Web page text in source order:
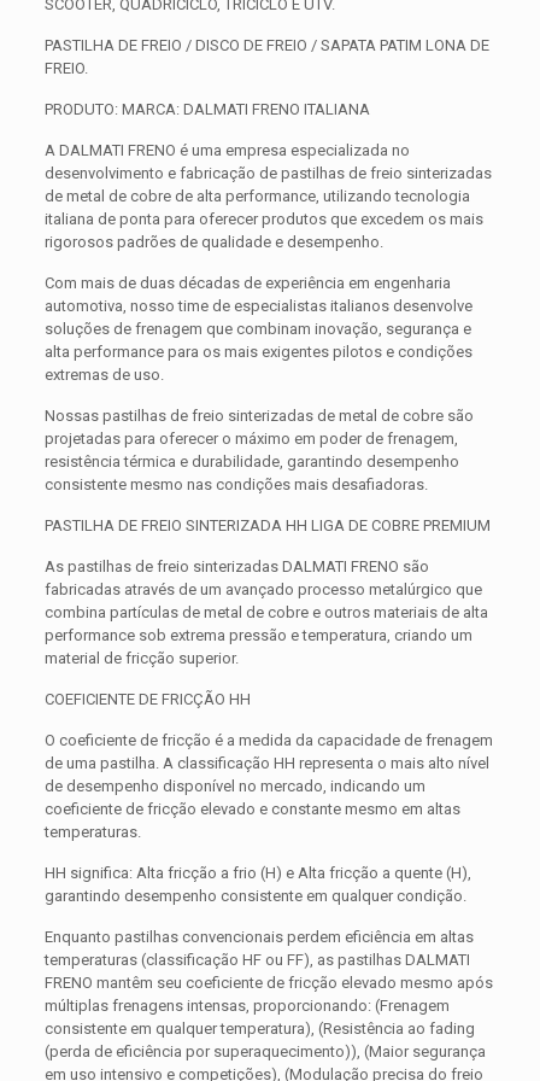
SCOOTER, QUADRICICLO, TRICICLO E UTV.
PASTILHA DE FREIO / DISCO DE FREIO / SAPATA PATIM LONA DE
FREIO.
PRODUTO: MARCA: DALMATI FRENO ITALIANA
A DALMATI FRENO é uma empresa especializada no
desenvolvimento e fabricação de pastilhas de freio sinterizadas
de metal de cobre de alta performance, utilizando tecnologia
italiana de ponta para oferecer produtos que excedem os mais
rigorosos padrões de qualidade e desempenho.
Com mais de duas décadas de experiência em engenharia
automotiva, nosso time de especialistas italianos desenvolve
soluções de frenagem que combinam inovação, segurança e
alta performance para os mais exigentes pilotos e condições
extremas de uso.
Nossas pastilhas de freio sinterizadas de metal de cobre são
projetadas para oferecer o máximo em poder de frenagem,
resistência térmica e durabilidade, garantindo desempenho
consistente mesmo nas condições mais desafiadoras.
PASTILHA DE FREIO SINTERIZADA HH LIGA DE COBRE PREMIUM
As pastilhas de freio sinterizadas DALMATI FRENO são
fabricadas através de um avançado processo metalúrgico que
combina partículas de metal de cobre e outros materiais de alta
performance sob extrema pressão e temperatura, criando um
material de fricção superior.
COEFICIENTE DE FRICÇÃO HH
O coeficiente de fricção é a medida da capacidade de frenagem
de uma pastilha. A classificação HH representa o mais alto nível
de desempenho disponível no mercado, indicando um
coeficiente de fricção elevado e constante mesmo em altas
temperaturas.
HH significa: Alta fricção a frio (H) e Alta fricção a quente (H),
garantindo desempenho consistente em qualquer condição.
Enquanto pastilhas convencionais perdem eficiência em altas
temperaturas (classificação HF ou FF), as pastilhas DALMATI
FRENO mantêm seu coeficiente de fricção elevado mesmo após
múltiplas frenagens intensas, proporcionando: (Frenagem
consistente em qualquer temperatura), (Resistência ao fading
(perda de eficiência por superaquecimento)), (Maior segurança
em uso intensivo e competições), (Modulação precisa do freio